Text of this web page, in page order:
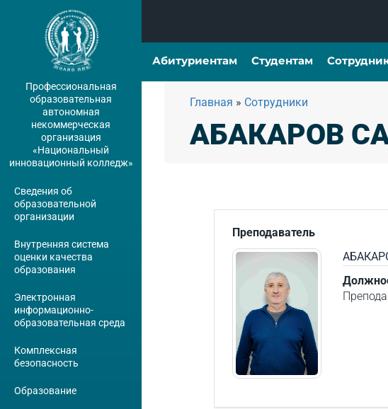
Профессиональная
образовательная
автономная
некоммерческая
организация
«Национальный
инновационный колледж»
Сведения об
образовательной
организации
Внутренняя система
оценки качества
образования
Электронная
информационно-
образовательная среда
Комплексная
безопасность
Образование
Абитуриентам Студентам
Главная » Сотрудники
АБАКАРОВ
Преподаватель